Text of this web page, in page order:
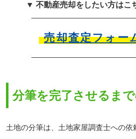
▼ 不動産売却をしたい方はこ
売却査定フォー
分筆を完了させるま
土地の分筆は、土地家屋調査士への依